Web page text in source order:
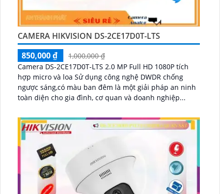
CAMERA HIKVISION DS-2CE17D0T-LTS
850,000 ₫
1,000,000 ₫
Camera DS-2CE17D0T-LTS 2.0 MP Full HD 1080P tích
hợp micro và loa Sử dụng công nghệ DWDR chống
ngược sáng,có màu ban đêm là một giải pháp an ninh
toàn diện cho gia đình, cơ quan và doanh nghiệp...